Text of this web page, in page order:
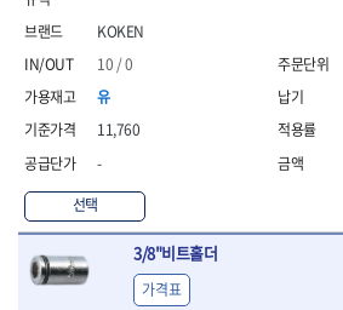
- 토크아답타
- 포지비트
- 일자비트
- 임팩별비트
- 임팩십자비트
- 십자비트
- 임팩별비트소켓
- 임팩XZN비트소켓
- 십자비트소켓
KOKEN
10 / 0
유
11,760
-
선택
3/8"비트홀더
가격표